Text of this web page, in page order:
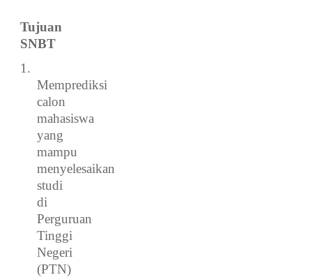
Tujuan
SNBT
1.
Memprediksi
calon
mahasiswa
yang
mampu
menyelesaikan
studi
di
Perguruan
Tinggi
Negeri
(PTN)